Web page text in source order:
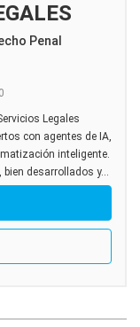
Penal
Legales
con agentes de IA,
inteligente.
desarrollados y...